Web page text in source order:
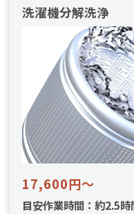
洗濯機分解洗浄
17,600円～
目安作業時間：約2.5時